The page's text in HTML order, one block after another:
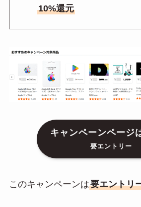
10%還元
キャンペーンページ
要エントリー
このキャンペーンは要エントリ